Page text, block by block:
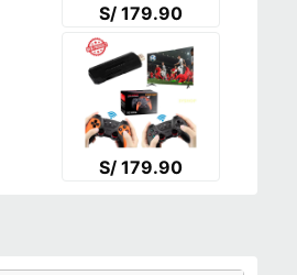
S/ 179.90
S/ 179.90